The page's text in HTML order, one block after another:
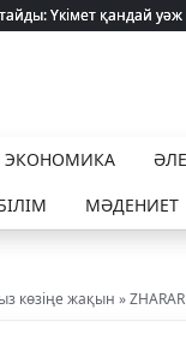
Үкімет қандай
Үкімет қандай
ЭКОНОМИКА
МӘДЕНИЕТ
көзіңе жақын »